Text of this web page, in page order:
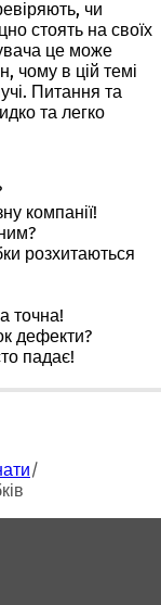
чи
стоять на своїх
це може
чому в цій темі
Питання та
та легко
компанії!
розхитаються
точна!
дефекти?
падає!